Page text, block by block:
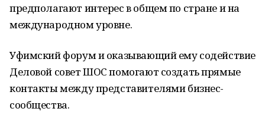
предполагают интерес в общем по стране и на
международном уровне.
Уфимский форум и оказывающий ему содействие
Деловой совет ШОС помогают создать прямые
контакты между представителями бизнес-
сообщества.